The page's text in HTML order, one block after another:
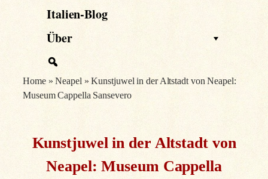
Italien-Blog
Über
Home»Neapel »Kunstjuwel in der Altstadt von Neapel:
Museum Cappella Sansevero
Kunstjuwel in der Altstadt von
Neapel: Museum Cappella